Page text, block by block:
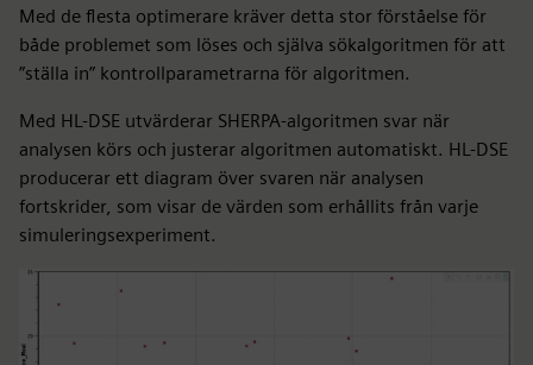
Med de flesta optimerare kräver detta stor förståelse för
både problemet som löses och själva sökalgoritmen för att
”ställa in” kontrollparametrarna för algoritmen.
Med HL-DSE utvärderar SHERPA-algoritmen svar när
analysen körs och justerar algoritmen automatiskt. HL-DSE
producerar ett diagram över svaren när analysen
fortskrider, som visar de värden som erhållits från varje
simuleringsexperiment.